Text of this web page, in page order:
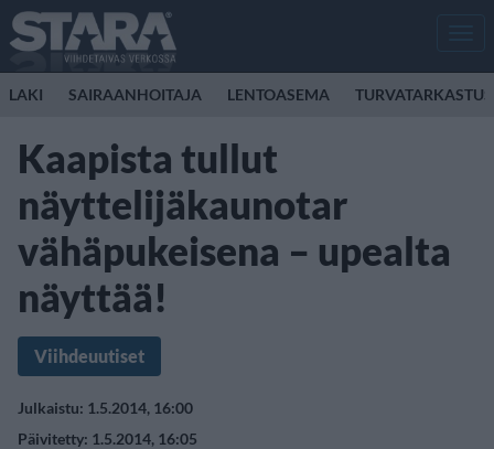
LAKI SAIRAANHOITAJA LENTOASEMA TURVATARKASTUS
Kaapista tullut
näyttelijäkaunotar
vähäpukeisena – upealta
näyttää!
Viihdeuutiset
Julkaistu: 1.5.2014, 16:00
Päivitetty: 1.5.2014, 16:05